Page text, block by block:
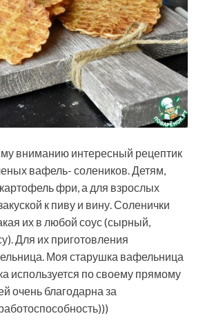
вниманию интересный рецептик
вафель- солеников. Детям,
фри, а для взрослых
к пиву и вину. Соленички
их в любой соус (сырный,
Для их приготовления
Моя старушка вафельница
используется по своему прямому
очень благодарна за